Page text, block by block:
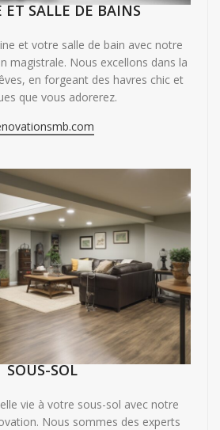
ET SALLE DE BAINS
et votre salle de bain avec notre
magistrale. Nous excellons dans la
en forgeant des havres chic et
que vous adorerez.
SOUS-SOL
vie à votre sous-sol avec notre
Nous sommes des experts